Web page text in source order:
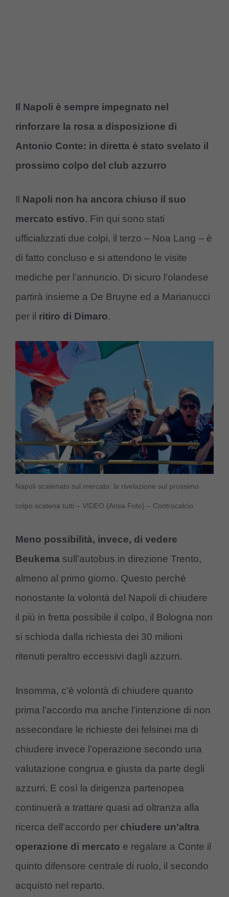
Il Napoli è sempre impegnato nel
rinforzare la rosa a disposizione di
Antonio Conte: in diretta è stato svelato il
prossimo colpo del club azzurro
Il Napoli non ha ancora chiuso il suo
mercato estivo. Fin qui sono stati
ufficializzati due colpi, il terzo – Noa Lang – è
di fatto concluso e si attendono le visite
mediche per l’annuncio. Di sicuro l’olandese
partirà insieme a De Bruyne ed a Marianucci
per il ritiro di Dimaro.
Napoli scatenato sul mercato: la rivelazione sul prossimo
colpo scatena tutti – VIDEO (Ansa Foto) – Controcalcio
Meno possibilità, invece, di vedere
Beukema sull’autobus in direzione Trento,
almeno al primo giorno. Questo perché
nonostante la volontà del Napoli di chiudere
il più in fretta possibile il colpo, il Bologna non
si schioda dalla richiesta dei 30 milioni
ritenuti peraltro eccessivi dagli azzurri.
Insomma, c’è volontà di chiudere quanto
prima l’accordo ma anche l’intenzione di non
assecondare le richieste dei felsinei ma di
chiudere invece l’operazione secondo una
valutazione congrua e giusta da parte degli
azzurri. E così la dirigenza partenopea
continuerà a trattare quasi ad oltranza alla
ricerca dell’accordo per chiudere un’altra
operazione di mercato e regalare a Conte il
quinto difensore centrale di ruolo, il secondo
acquisto nel reparto.